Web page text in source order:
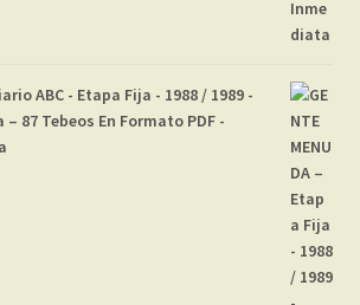
ABC - Etapa Fija - 1988 / 1989 -
87 Tebeos En Formato PDF -